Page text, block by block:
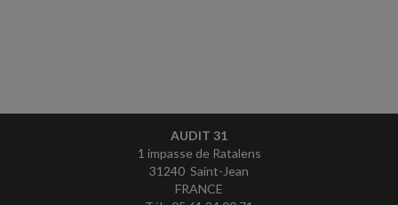
AUDIT 31
1 impasse de Ratalens
31240 Saint-Jean
FRANCE